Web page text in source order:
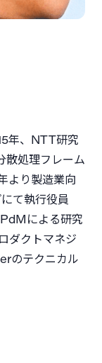
年、NTT研究
散処理フレーム
より製造業向
て執行役員
による研究
ダクトマネジ
のテクニカル